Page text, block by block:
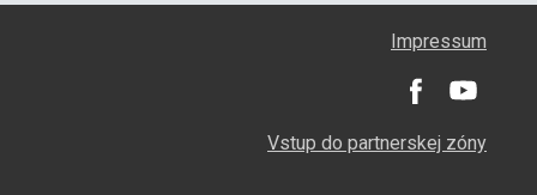
Impressum
Vstup do partnerskej zóny